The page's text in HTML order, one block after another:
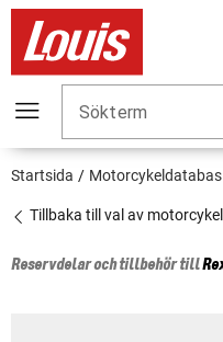
Sökterm
Startsida Motorcykeldatabas
Tillbaka till val av motorcykel
Reservdelar och tillbehör till